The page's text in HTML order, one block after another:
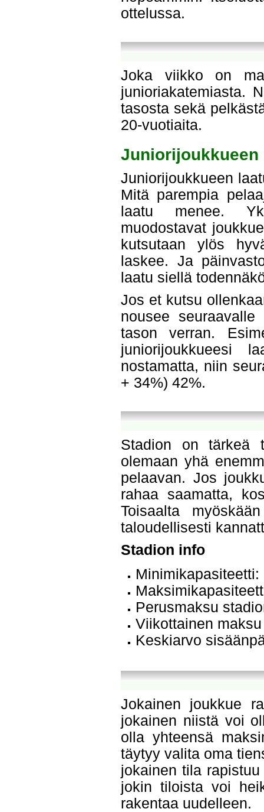
ottelussa.
Joka viikko on
junioriakatemiasta.
tasosta sekä
20-vuotiaita.
Juniorijoukkueen
Juniorijoukkueen
Mitä parempia
laatu menee.
muodostavat
kutsutaan ylös
laskee. Ja
laatu siellä
Jos et kutsu
nousee
tason verran.
juniorijoukkueesi
nostamatta, niin
+ 34%) 42%.
Stadion on tärkeä
olemaan yhä
pelaavan. Jos
rahaa saamatta,
Toisaalta
taloudellisesti
Stadion info
Minimikapasiteetti:
Perusmaksu
Viikottainen
Keskiarvo
Jokainen joukkue
jokainen niistä voi
olla yhteensä
täytyy valita oma
jokainen tila
jokin tiloista voi
rakentaa uudelleen.